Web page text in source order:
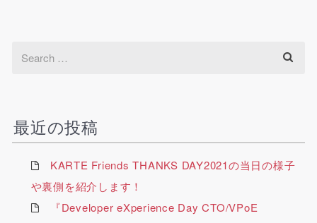
最近の投稿
KARTE Friends THANKS DAY2021の当日の様子
や裏側を紹介します！
『Developer eXperience Day CTO/VPoE